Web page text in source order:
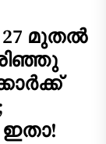
മുതൽ
ഇതാ!